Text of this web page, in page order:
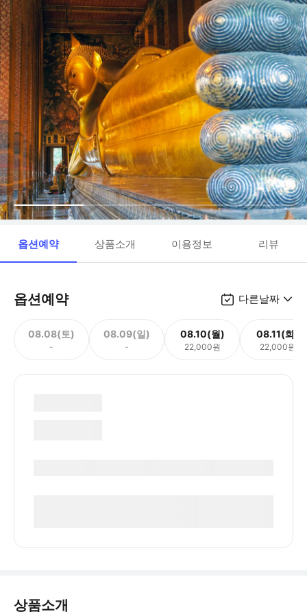
옵션예약 상품소개 이용정보 리뷰
옵션예약 다른날짜
08.08(토)
-
08.09(일)
-
08.10(월)
22,000원
08.11(화)
22,000원
상품소개